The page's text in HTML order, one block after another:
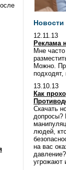
Новости
12.11.13
Реклама
Мне
Можно.
подходят,
13.10.13
Как
Скачать
допросы?
людей,
на вас
угрожают